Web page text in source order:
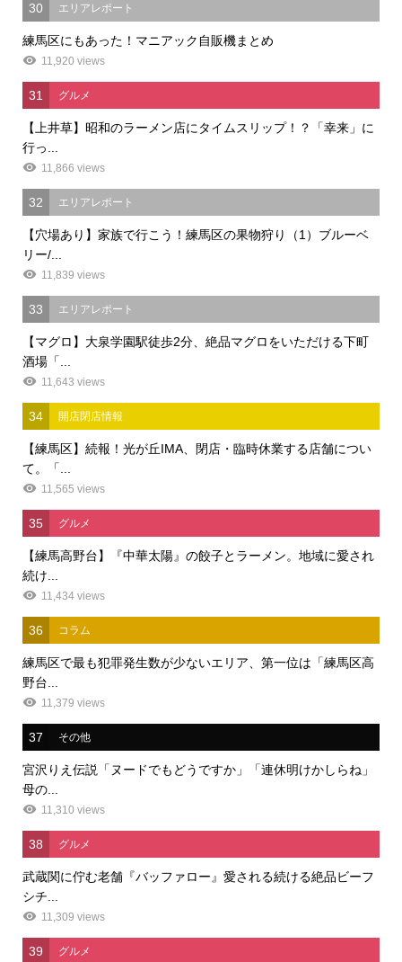
30 エリアレポート
練馬区にもあった！マニアック自販機まとめ
11,920 views
31 グルメ
【上井草】昭和のラーメン店にタイムスリップ！？「幸来」に
行っ...
11,866 views
32 エリアレポート
【穴場あり】家族で行こう！練馬区の果物狩り（1）ブルーベ
リー/...
11,839 views
33 エリアレポート
【マグロ】大泉学園駅徒歩2分、絶品マグロをいただける下町
酒場「...
11,643 views
34 開店閉店情報
【練馬区】続報！光が丘IMA、閉店・臨時休業する店舗につい
て。「...
11,565 views
35 グルメ
【練馬高野台】『中華太陽』の餃子とラーメン。地域に愛され
続け...
11,434 views
36 コラム
練馬区で最も犯罪発生数が少ないエリア、第一位は「練馬区高
野台...
11,379 views
37 その他
宮沢りえ伝説「ヌードでもどうですか」「連休明けかしらね」
母の...
11,310 views
38 グルメ
武蔵関に佇む老舗『バッファロー』愛される続ける絶品ビーフ
シチ...
11,309 views
39 グルメ